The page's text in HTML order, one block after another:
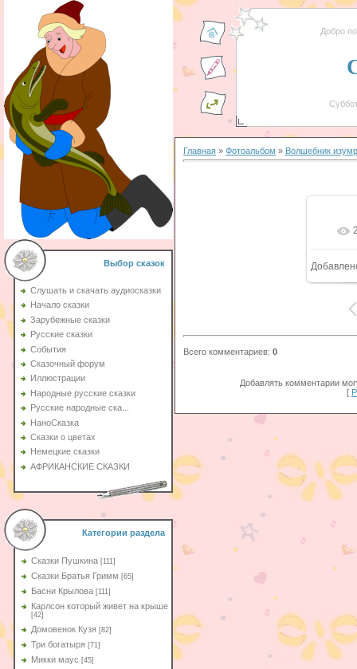
Выбор сказок
Слушать и скачать аудиосказки
Начало сказки
Зарубежные сказки
Русские сказки
События
Сказочный форум
Иллюстрации
Народные русские сказки
Русские народные ска...
НаноСказка
Сказки о цветах
Немецкие сказки
АФРИКАНСКИЕ СКАЗКИ
Категории раздела
Сказки Пушкина [111]
Сказки Братья Гримм [65]
Басни Крылова [111]
Карлсон который живет на крыше
[42]
Домовенок Кузя [82]
Три богатыря [71]
Микки маус [45]
Добро
Главная » Фотоальбом » Волшебник
Всего комментариев: 0
Добавлять комментарии
[